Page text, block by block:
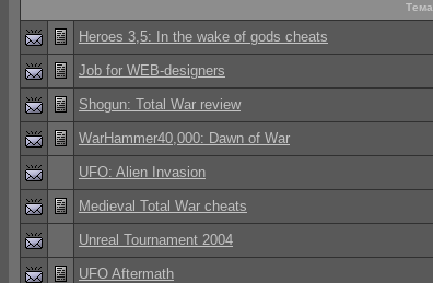
Тема
Heroes 3,5: In the wake of gods cheats
Job for WEB-designers
Shogun: Total War review
WarHammer40,000: Dawn of War
UFO: Alien Invasion
Medieval Total War cheats
Unreal Tournament 2004
UFO Aftermath